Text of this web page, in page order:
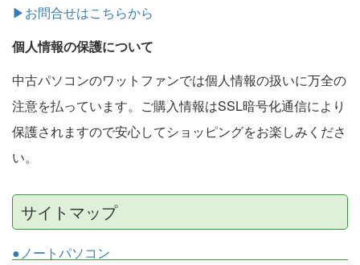
▶お問合せはこちらから
個人情報の保護について
中古パソコンのワットファンでは個人情報の扱いに万全の
注意を払っています。ご購入情報はSSL暗号化通信により
保護されますので安心してショッピングをお楽しみくださ
い。
サイトマップ
●ノートパソコン